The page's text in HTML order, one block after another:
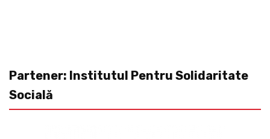
Partener: Institutul Pentru Solidaritate
Socială